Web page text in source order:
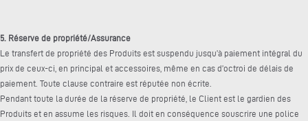
5. Réserve de propriété/Assurance
Le transfert de propriété des Produits est suspendu jusqu’à paiement intégral du
prix de ceux-ci, en principal et accessoires, même en cas d’octroi de délais de
paiement. Toute clause contraire est réputée non écrite.
Pendant toute la durée de la réserve de propriété, le Client est le gardien des
Produits et en assume les risques. Il doit en conséquence souscrire une police